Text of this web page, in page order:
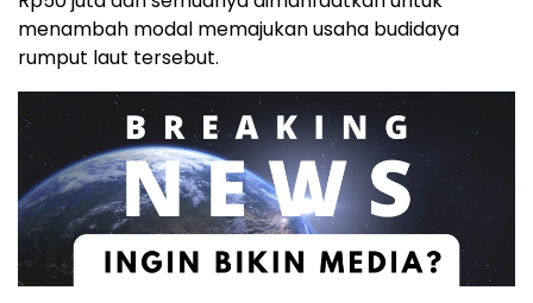
menambah modal memajukan usaha budidaya
rumput laut tersebut.